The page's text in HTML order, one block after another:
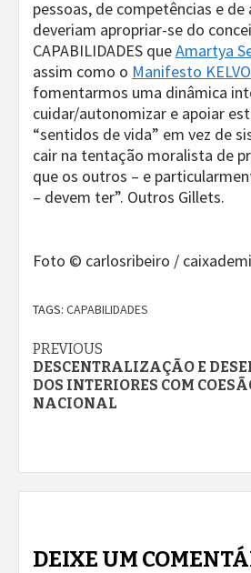
pessoas, de competências e
deveriam apropriar-se do
CAPABILIDADES queAmartya
assim como o Manifesto
fomentarmos uma dinâmica
cuidar/autonomizar e apoiar
“sentidos de vida” em vez de
cair na tentação moralista de
que os outros – e
– devem ter”. Outros Gillets.
Foto © carlosribeiro /
TAGS: CAPABILIDADES
Continue
Reading
PREVIOUS
DESCENTRALIZAÇÃO E
DOS INTERIORES COM
NACIONAL
DEIXE UM